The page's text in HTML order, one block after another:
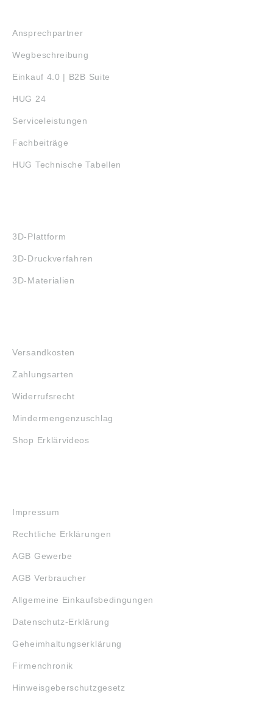
Ansprechpartner
Wegbeschreibung
Einkauf 4.0 | B2B Suite
HUG 24
Serviceleistungen
Fachbeiträge
HUG Technische Tabellen
3D-Plattform
3D-Druckverfahren
3D-Materialien
Versandkosten
Zahlungsarten
Widerrufsrecht
Mindermengenzuschlag
Shop Erklärvideos
Impressum
Rechtliche Erklärungen
AGB Gewerbe
AGB Verbraucher
Allgemeine Einkaufsbedingungen
Datenschutz-Erklärung
Geheimhaltungserklärung
Firmenchronik
Hinweisgeberschutzgesetz